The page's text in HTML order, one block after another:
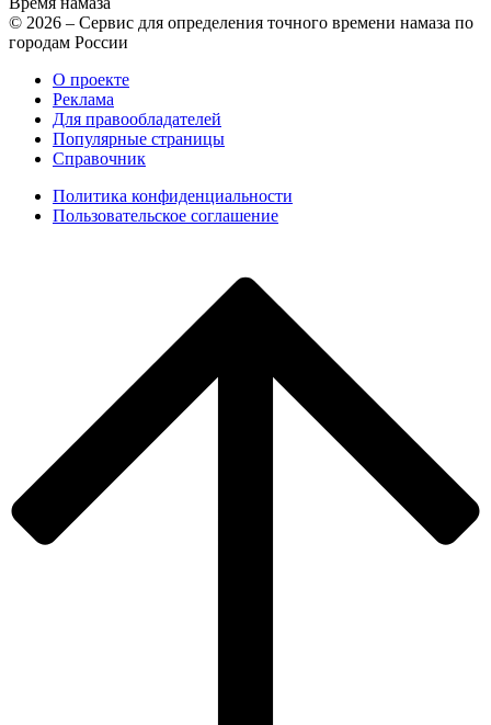
© 2026 – Сервис для определения точного времени намаза по
городам России
О проекте
Реклама
Для правообладателей
Популярные страницы
Справочник
Политика конфиденциальности
Пользовательское соглашение